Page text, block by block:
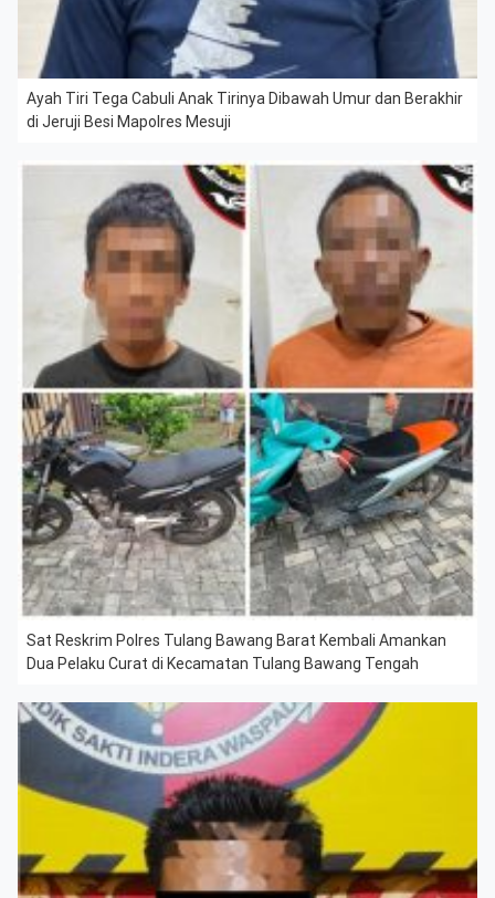
Ayah Tiri Tega Cabuli Anak Tirinya Dibawah Umur dan Berakhir
di Jeruji Besi Mapolres Mesuji
Sat Reskrim Polres Tulang Bawang Barat Kembali Amankan
Dua Pelaku Curat di Kecamatan Tulang Bawang Tengah